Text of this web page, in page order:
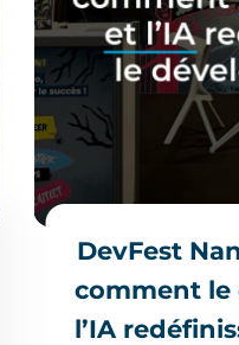
DevFest
comment le
l’IA